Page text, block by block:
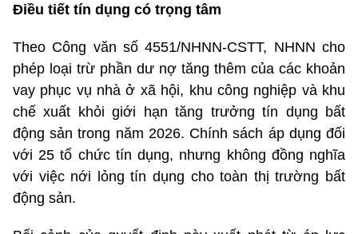
Điều tiết tín dụng có trọng tâm
Theo Công văn số 4551/NHNN-CSTT, NHNN cho
phép loại trừ phần dư nợ tăng thêm của các khoản
vay phục vụ nhà ở xã hội, khu công nghiệp và khu
chế xuất khỏi giới hạn tăng trưởng tín dụng bất
động sản trong năm 2026. Chính sách áp dụng đối
với 25 tổ chức tín dụng, nhưng không đồng nghĩa
với việc nới lỏng tín dụng cho toàn thị trường bất
động sản.